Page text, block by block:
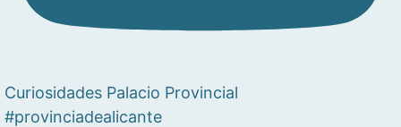
Curiosidades Palacio Provincial
#provinciadealicante